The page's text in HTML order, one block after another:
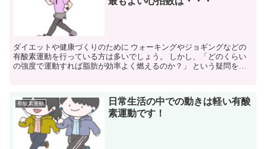
ダイエットや健康づくりのために ウォーキングやジョギングなどの
有酸素運動を行っている方は多いでしょう。 しかし、「どのくらい
の強度で運動すれば脂肪が効率よく燃えるのか？」 という疑問を持
有酸素運動
日常生活の中での動きは軽い有酸
素運動です！